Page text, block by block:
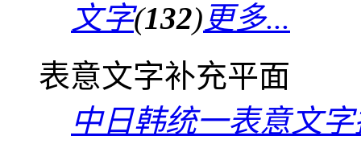
文字(132) 更多...
表意文字补充平面
中日韩统一表意文